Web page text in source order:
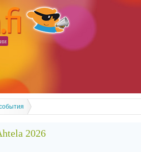
2026